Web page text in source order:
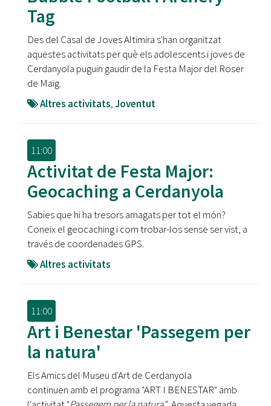
Tag
Des del Casal de Joves Altimira s'han organitzat
aquestes activitats per què els adolescents i joves de
Cerdanyola puguin gaudir de la Festa Major del Roser
de Maig.
Altres activitats,Joventut
11:00
Activitat de Festa Major:
Geocaching a Cerdanyola
Sabies que hi ha tresors amagats per tot el món?
Coneix el geocaching i com trobar-los sense ser vist, a
través de coordenades GPS.
Altres activitats
11:00
Art i Benestar 'Passegem per
la natura'
Els Amics del Museu d'Art de Cerdanyola
continuen amb el programa "ART I BENESTAR" amb